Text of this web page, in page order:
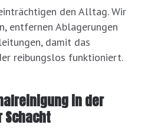
den Alltag. Wir
entfernen Ablagerungen
damit das
reibungslos funktioniert.
in der
Schacht